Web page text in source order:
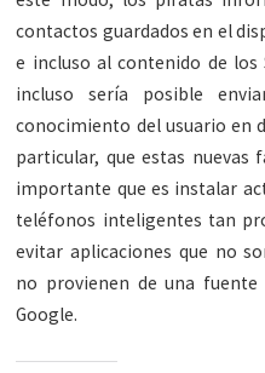
contactos guardados en el
e incluso al contenido de los
incluso sería posible
conocimiento del usuario en
particular, que estas nuevas
importante que es instalar
teléfonos inteligentes tan
evitar aplicaciones que no
no provienen de una
Google.